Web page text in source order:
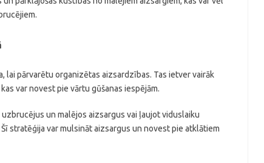
lai pārvarētu organizētas aizsardzības. Tas ietver vairāk
var novest pie vārtu gūšanas iespējām.
un malējos aizsargus vai ļaujot viduslaiku
stratēģija var mulsināt aizsargus un novest pie atklātiem